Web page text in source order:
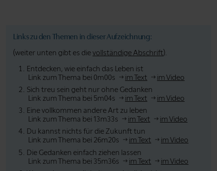
Links zu den Themen in dieser Aufzeichnung:
(weiter unten gibt es dievollständige Abschrift).
Entdecken, wie einfach das Leben ist
Link zum Thema bei 0m00s
im Text
im Video
Sich treu sein geht nur ohne Gedanken
Link zum Thema bei 5m04s
im Text
im Video
Eine vollkommen andere Art zu leben
Link zum Thema bei 13m33s
im Text
im Video
Du kannst nichts für die Zukunft tun
Link zum Thema bei 26m20s
im Text
im Video
Die Gedanken einfach ziehen lassen
Link zum Thema bei 35m36s
im Text
im Video